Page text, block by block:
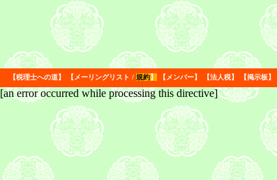
【税理士への道】 【メーリングリスト / 規約】 【メンバー】 【法人税】 【掲示板】
[an error occurred while processing this directive]